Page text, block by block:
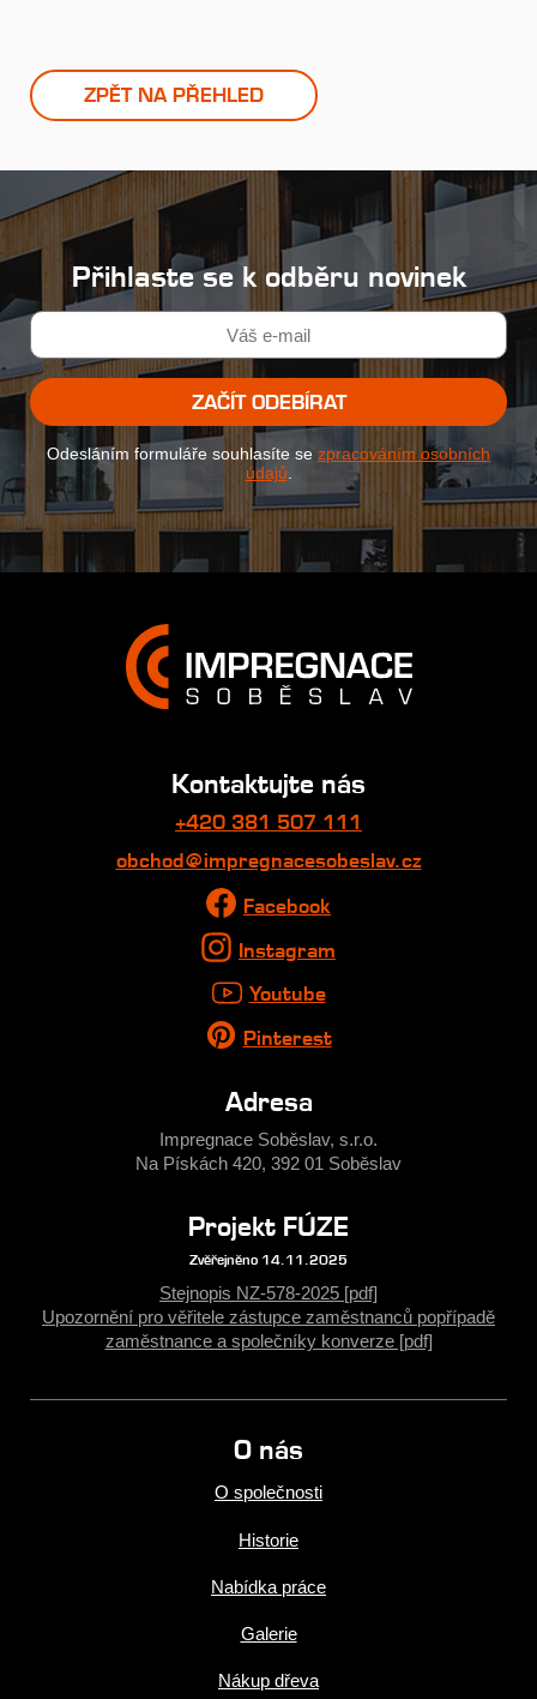
ZPĚT NA PŘEHLED
Přihlaste se k odběru novinek
ZAČÍT ODEBÍRAT
Odesláním formuláře souhlasíte se zpracováním osobních
údajů.
Kontaktujte nás
+420 381 507 111
obchod@impregnacesobeslav.cz
Facebook
Instagram
Youtube
Pinterest
Adresa
Impregnace Soběslav, s.r.o.
Na Pískách 420, 392 01 Soběslav
Projekt FÚZE
Zvěřejněno 14.11.2025
Stejnopis NZ-578-2025 [pdf]
Upozornění pro věřitele zástupce zaměstnanců popřípadě
zaměstnance a společníky konverze [pdf]
O nás
O společnosti
Historie
Nabídka práce
Galerie
Nákup dřeva